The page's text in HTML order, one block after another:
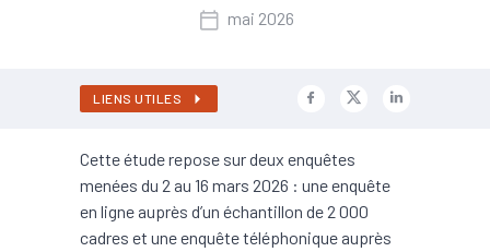
mai 2026
LIENS UTILES
Cette étude repose sur deux enquêtes
menées du 2 au 16 mars 2026 : une enquête
en ligne auprès d’un échantillon de 2 000
cadres et une enquête téléphonique auprès